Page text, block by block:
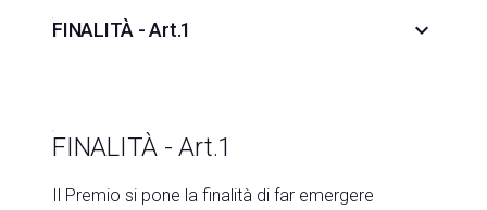
FINALITÀ - Art.1 keyboard_arrow_down
FINALITÀ - Art.1
Il Premio si pone la finalità di far emergere